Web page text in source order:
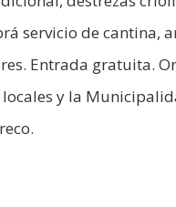
servicio de cantina,
Entrada gratuita.
y la